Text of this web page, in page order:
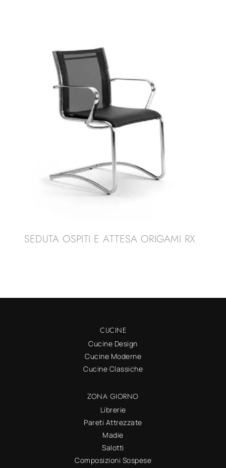
SEDUTA OSPITI E ATTESA ORIGAMI RX
CUCINE
Cucine Design
Cucine Moderne
Cucine Classiche
ZONA GIORNO
Librerie
Pareti Attrezzate
Madie
Salotti
Composizioni Sospese